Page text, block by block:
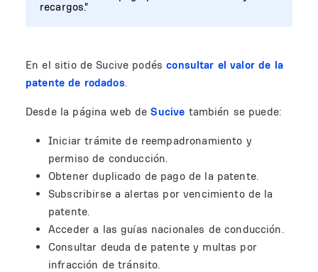
recargos."
En el sitio de Sucive podésconsultar el valor de la
patente de rodados.
Desde la página web deSucive también se puede:
Iniciar trámite de reempadronamiento y
permiso de conducción.
Obtener duplicado de pago de la patente.
Subscribirse a alertas por vencimiento de la
patente.
Acceder a las guías nacionales de conducción.
Consultar deuda de patente y multas por
infracción de tránsito.